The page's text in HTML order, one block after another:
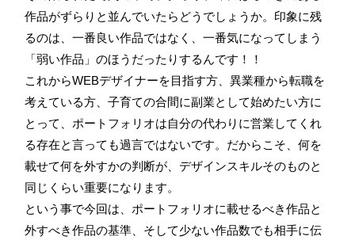
作品がずらりと並んでいたらどうでしょうか。印象に残
るのは、一番良い作品ではなく、一番気になってしまう
「弱い作品」のほうだったりするんです！！
これからWEBデザイナーを目指す方、異業種から転職を
考えている方、子育ての合間に副業として始めたい方に
とって、ポートフォリオは自分の代わりに営業してくれ
る存在と言っても過言ではないです。だからこそ、何を
載せて何を外すかの判断が、デザインスキルそのものと
同じくらい重要になります。
という事で今回は、ポートフォリオに載せるべき作品と
外すべき作品の基準、そして少ない作品数でも相手に伝